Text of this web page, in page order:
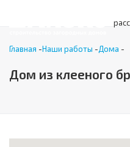
Главная -Наши работы -Дома -
Дом из клееного